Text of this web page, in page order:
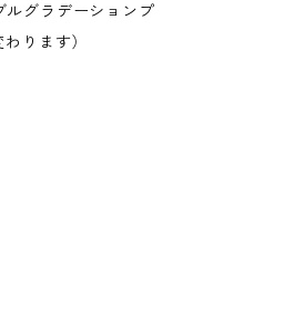
グラデーションプ
ります）